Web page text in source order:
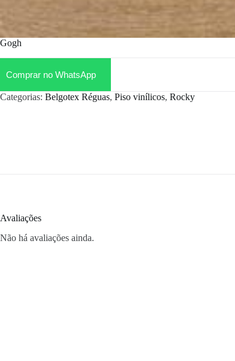
Gogh
Comprar no WhatsApp
Categorias: Belgotex Réguas, Piso vinílicos, Rocky
Avaliações
Não há avaliações ainda.